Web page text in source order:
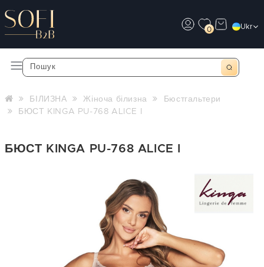
0 Ukr
БІЛИЗНА Жіноча білизна
Бюстгальтери
БЮСТ KINGA PU-768 ALICE I
БЮСТ KINGA PU-768 ALICE I